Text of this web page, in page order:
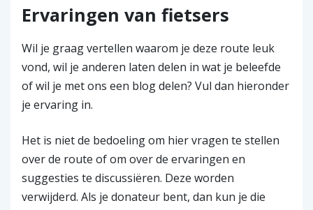
Ervaringen van fietsers
Wil je graag vertellen waarom je deze route leuk
vond, wil je anderen laten delen in wat je beleefde
of wil je met ons een blog delen? Vul dan hieronder
je ervaring in.
Het is niet de bedoeling om hier vragen te stellen
over de route of om over de ervaringen en
suggesties te discussiëren. Deze worden
verwijderd. Als je donateur bent, dan kun je die